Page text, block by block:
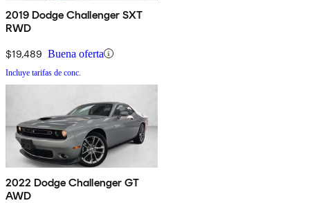
2019 Dodge Challenger SXT
RWD
$19,489 Buena oferta
Incluye tarifas de conc.
2022 Dodge Challenger GT
AWD